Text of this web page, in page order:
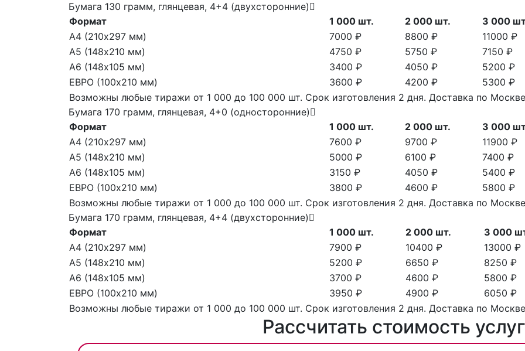
Бумага 130 грамм, глянцевая, 4+4 (двухсторонние)
Формат
1 000 шт. 2 000 шт.
3 000
А4 (210х297 мм)
7000 ₽ 8800 ₽
11000 ₽
А5 (148х210 мм)
4750 ₽ 5750 ₽
7150 ₽
А6 (148х105 мм)
3400 ₽ 4050 ₽
5200 ₽
ЕВРО (100х210 мм)
3600 ₽ 4200 ₽
5300 ₽
Возможны любые тиражи от 1 000 до 100 000 шт. Срок изготовления 2 дня. Доставка по
Бумага 170 грамм, глянцевая, 4+0 (односторонние)
Формат
1 000 шт. 2 000 шт.
3 000
А4 (210х297 мм)
7600 ₽ 9700 ₽
11900 ₽
А5 (148х210 мм)
5000 ₽ 6100 ₽
7400 ₽
А6 (148х105 мм)
3150 ₽ 4050 ₽
5400 ₽
ЕВРО (100х210 мм)
3800 ₽ 4600 ₽
5800 ₽
Возможны любые тиражи от 1 000 до 100 000 шт. Срок изготовления 2 дня. Доставка по
Бумага 170 грамм, глянцевая, 4+4 (двухсторонние)
Формат
1 000 шт. 2 000 шт.
3 000
А4 (210х297 мм)
7900 ₽ 10400 ₽
13000 ₽
А5 (148х210 мм)
5200 ₽ 6650 ₽
8250 ₽
А6 (148х105 мм)
3700 ₽ 4600 ₽
5800 ₽
ЕВРО (100х210 мм)
3950 ₽ 4900 ₽
6050 ₽
Возможны любые тиражи от 1 000 до 100 000 шт. Срок изготовления 2 дня. Доставка по
Рассчитать стоимость услуг